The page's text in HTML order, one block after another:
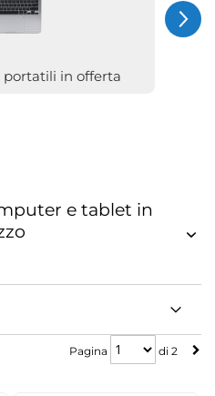
portatili in offerta
Pagina
Pagina di 2
e tablet in